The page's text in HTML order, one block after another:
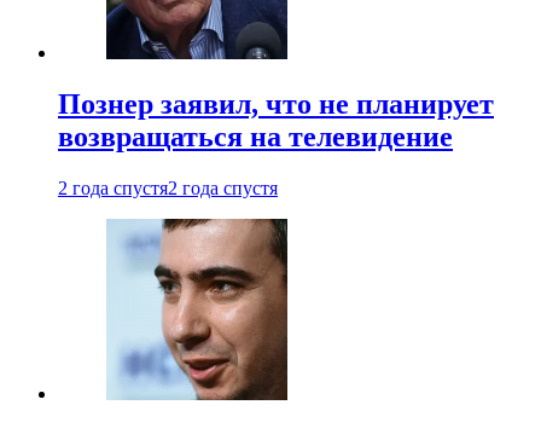
Познер заявил, что не планирует
возвращаться на телевидение
2 года спустя2 года спустя